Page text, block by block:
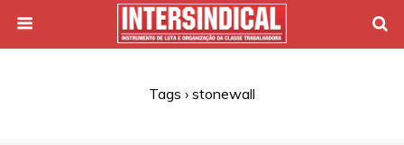
Tags › stonewall